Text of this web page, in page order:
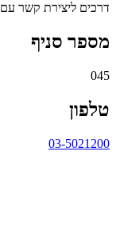
דרכים ליצירת קשר עם
מספר סניף
045
טלפון
03-5021200